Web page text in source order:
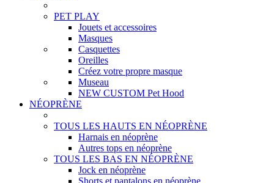
PET PLAY
Jouets et accessoires
Masques
Casquettes
Oreilles
Créez votre propre masque
Museau
NEW CUSTOM Pet Hood
NÉOPRÈNE
TOUS LES HAUTS EN NÉOPRÈNE
Harnais en néoprène
Autres tops en néoprène
TOUS LES BAS EN NÉOPRÈNE
Jock en néoprène
Shorts et pantalons en néoprène